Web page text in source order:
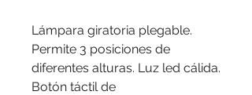
Lámpara giratoria plegable.
Permite 3 posiciones de
diferentes alturas. Luz led cálida.
Botón táctil de